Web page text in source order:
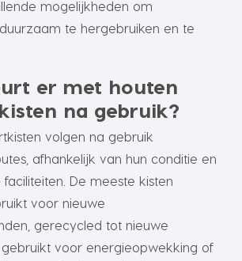
mogelijkheden om
te hergebruiken en te
er met houten
na gebruik?
volgen na gebruik
afhankelijk van hun conditie en
De meeste kisten
voor nieuwe
gerecycled tot nieuwe
voor energieopwekking of